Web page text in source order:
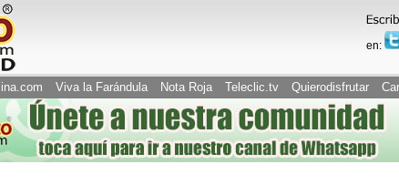
en:
Viva la Farándula Nota Roja Teleclic.tv Quierodisfrutar